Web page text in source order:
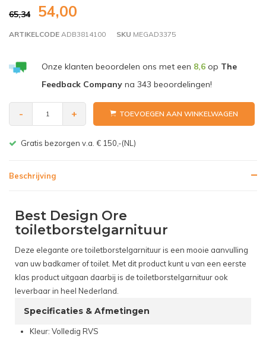
65,34 54,00
ARTIKELCODE ADB3814100 SKU MEGAD3375
Onze klanten beoordelen ons met een 8,6op The
Feedback Companyna 343 beoordelingen!
- + TOEVOEGEN AAN WINKELWAGEN
Gratis bezorgen v.a. € 150,-(NL)
Beschrijving
Best Design Ore
toiletborstelgarnituur
Deze elegante ore toiletborstelgarnituur is een mooie aanvulling
van uw badkamer of toilet. Met dit product kunt u van een eerste
klas product uitgaan daarbij is de toiletborstelgarnituur ook
leverbaar in heel Nederland.
Specificaties & Afmetingen
Kleur: Volledig RVS